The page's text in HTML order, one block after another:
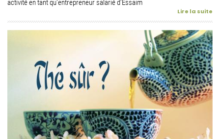
activité en tant qu'entrepreneur salarié d'Essaim
Lire la suite